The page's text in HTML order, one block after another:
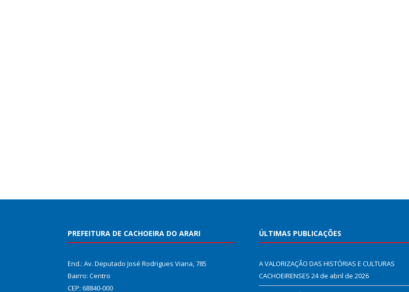
PREFEITURA DE CACHOEIRA DO ARARI
End.: Av. Deputado José Rodrigues Viana, 785
Bairro: Centro
CEP: 68840-000
ÚLTIMAS PUBLICAÇÕES
A VALORIZAÇÃO DAS HISTÓRIAS E CULTURAS
CACHOEIRENSES 24 de abril de 2026